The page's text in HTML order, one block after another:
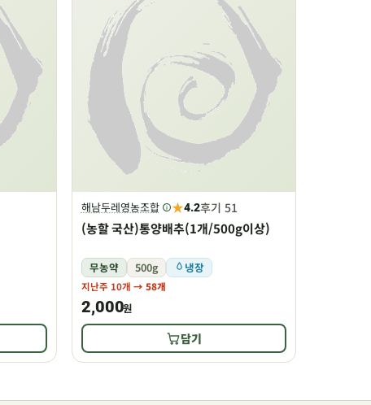
해남두레영농조합 ★4.2후기 51
(농할 국산)통양배추(1개/500g이상)
무농약 500g 냉장
지난주 10개 → 58개
2,000원
담기